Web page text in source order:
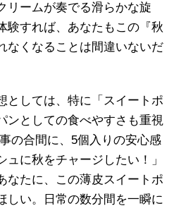
リームが奏でる滑らかな旋
験すれば、あなたもこの『秋
なくなることは間違いないだ
としては、特に「スイートポ
ンとしての食べやすさも重視
の合間に、5個入りの安心感
ュに秋をチャージしたい！」
なたに、この薄皮スイートポ
しい。日常の数分間を一瞬に